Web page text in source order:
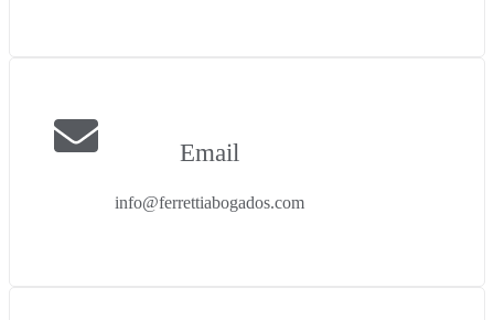
Email
info@ferrettiabogados.com